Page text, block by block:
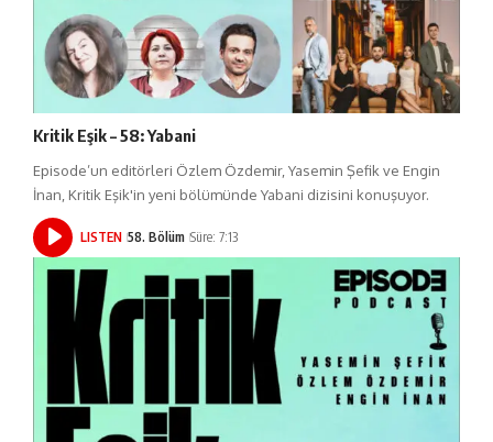
Kritik Eşik – 58: Yabani
Episode’un editörleri Özlem Özdemir, Yasemin Şefik ve Engin
İnan, Kritik Eşik'in yeni bölümünde Yabani dizisini konuşuyor.
LISTEN 58. Bölüm Süre: 7:13